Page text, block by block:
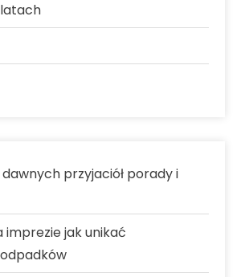
dawnych przyjaciół porady i
imprezie jak unikać